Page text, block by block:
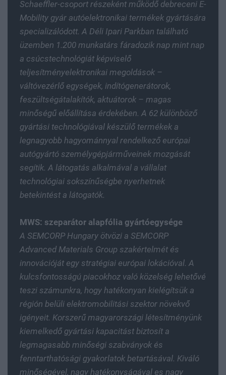
Schaeffler-csoport részeként működő debreceni E-
Mobility gyár autóelektronikai termékek gyártására
specializálódott. A Déli Ipari Parkban található
üzemben 1.200 munkatárs fáradozik nap mint nap
a csúcstechnológiát képviselő
teljesítményelektronikai megoldások –
váltóvezérlő egységek, indítógenerátorok,
feszültségátalakítók, aktuátorok – magas
minőségű előállítása érdekében. A 62 különböző
gyártási technológiával készülő termékek a
legnagyobb hagyománnyal rendelkező európai
autógyártó személygépjárműveinek mozgását
segítik. A látogatás alkalmával a vállalat
technológiai sokszínűségbe nyerhetnek
betekintést a látogatók.
MWS: szeparátor alapfólia gyártóegysége
A SEMCORP Hungary ötvözi a SEMCORP
Advanced Materials Group szakértelmét és
innovációját egy stratégiai európai lokációval. A
kulcsfontosságú piacokhoz való közelség lehetővé
teszi számunkra, hogy hatékonyan kielégítsük a
régión belüli elektromobilitási szektor növekvő
igényeit. Korszerű magyarországi létesítményünk
kiemelkedő gyártási kapacitást biztosít a
legmagasabb minőségi szabványok és
fenntarthatósági gyakorlatok betartásával. Kiváló
minőségével, nagy hatékonyságával es nagy